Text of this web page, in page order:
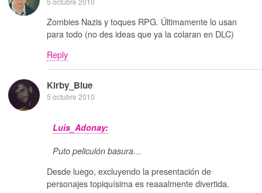
Zombies Nazis y toques RPG. Últimamente lo usan
para todo (no des ideas que ya la colaran en DLC)
Reply
Kirby_Blue
5 octubre 2010
Luis_Adonay:
Puto peliculón basura…
Desde luego, excluyendo la presentación de
personajes topiquísima es reaaalmente divertida.